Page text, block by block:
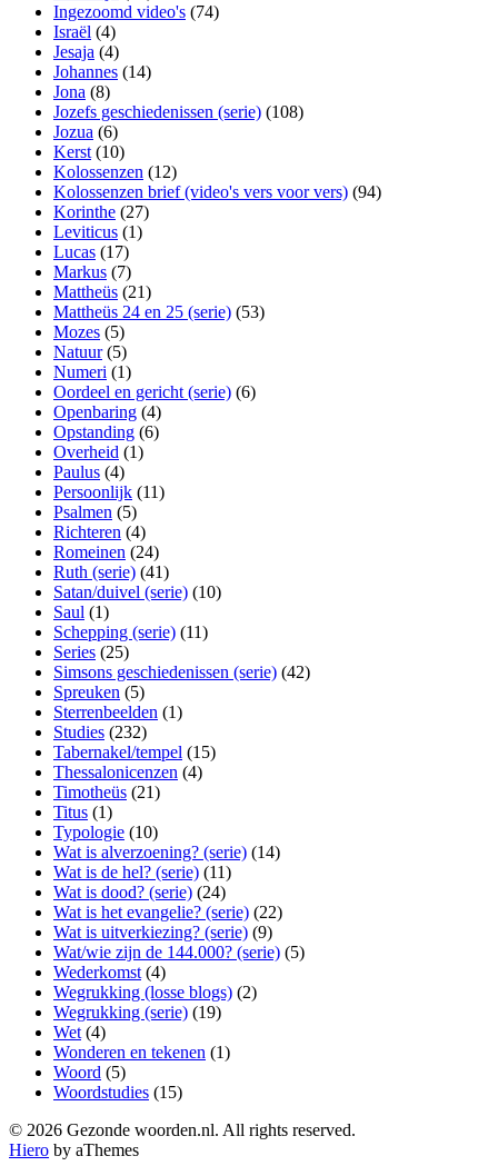
Ingezoomd video's (74)
Israël (4)
Jesaja (4)
Johannes (14)
Jona (8)
Jozefs geschiedenissen (serie) (108)
Jozua (6)
Kerst (10)
Kolossenzen (12)
Kolossenzen brief (video's vers voor vers) (94)
Korinthe (27)
Leviticus (1)
Lucas (17)
Markus (7)
Mattheüs (21)
Mattheüs 24 en 25 (serie) (53)
Mozes (5)
Natuur(5)
Numeri (1)
Oordeel en gericht (serie) (6)
Openbaring (4)
Opstanding (6)
Overheid (1)
Paulus (4)
Persoonlijk (11)
Psalmen (5)
Richteren (4)
Romeinen (24)
Ruth (serie) (41)
Satan/duivel (serie) (10)
Saul (1)
Schepping (serie) (11)
Series (25)
Simsons geschiedenissen (serie) (42)
Spreuken (5)
Sterrenbeelden (1)
Studies (232)
Tabernakel/tempel (15)
Thessalonicenzen (4)
Timotheüs (21)
Titus (1)
Typologie (10)
Wat is alverzoening? (serie) (14)
Wat is de hel? (serie) (11)
Wat is dood? (serie) (24)
Wat is het evangelie? (serie) (22)
Wat is uitverkiezing? (serie) (9)
Wat/wie zijn de 144.000? (serie) (5)
Wederkomst (4)
Wegrukking (losse blogs) (2)
Wegrukking (serie) (19)
Wet (4)
Wonderen en tekenen (1)
Woord (5)
Woordstudies (15)
© 2026 Gezonde woorden.nl. All rights reserved.
Hiero by aThemes